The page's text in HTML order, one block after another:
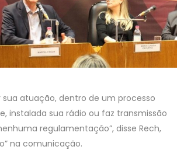
sua atuação, dentro de um processo
instalada sua rádio ou faz transmissão
regulamentação”, disse Rech,
na comunicação.